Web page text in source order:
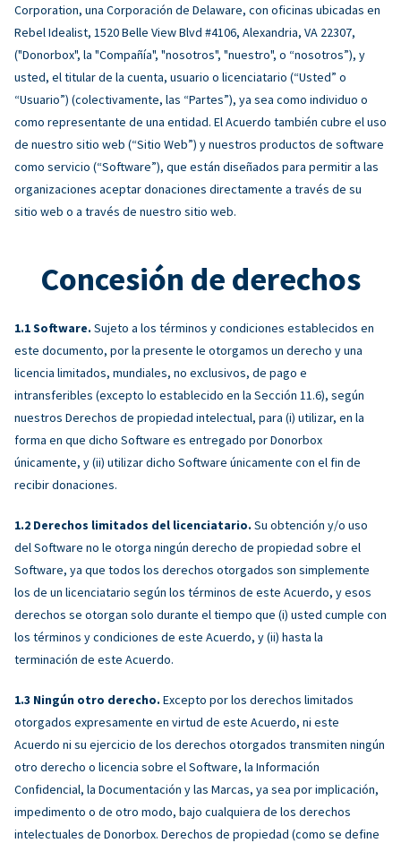
Corporation, una Corporación de Delaware, con oficinas ubicadas en
Rebel Idealist, 1520 Belle View Blvd #4106, Alexandria, VA 22307,
("Donorbox", la "Compañía", "nosotros", "nuestro", o “nosotros”), y
usted, el titular de la cuenta, usuario o licenciatario (“Usted” o
“Usuario”) (colectivamente, las “Partes”), ya sea como individuo o
como representante de una entidad. El Acuerdo también cubre el uso
de nuestro sitio web (“Sitio Web”) y nuestros productos de software
como servicio (“Software”), que están diseñados para permitir a las
organizaciones aceptar donaciones directamente a través de su
sitio web o a través de nuestro sitio web.
Concesión de derechos
Software. Sujeto a los términos y condiciones establecidos en
este documento, por la presente le otorgamos un derecho y una
licencia limitados, mundiales, no exclusivos, de pago e
intransferibles (excepto lo establecido en la Sección 11.6), según
nuestros Derechos de propiedad intelectual, para (i) utilizar, en la
forma en que dicho Software es entregado por Donorbox
únicamente, y (ii) utilizar dicho Software únicamente con el fin de
recibir donaciones.
Derechos limitados del licenciatario. Su obtención y/o uso
del Software no le otorga ningún derecho de propiedad sobre el
Software, ya que todos los derechos otorgados son simplemente
los de un licenciatario según los términos de este Acuerdo, y esos
derechos se otorgan solo durante el tiempo que (i) usted cumple con
los términos y condiciones de este Acuerdo, y (ii) hasta la
terminación de este Acuerdo.
Ningún otro derecho. Excepto por los derechos limitados
otorgados expresamente en virtud de este Acuerdo, ni este
Acuerdo ni su ejercicio de los derechos otorgados transmiten ningún
otro derecho o licencia sobre el Software, la Información
Confidencial, la Documentación y las Marcas, ya sea por implicación,
impedimento o de otro modo, bajo cualquiera de los derechos
intelectuales de Donorbox. Derechos de propiedad (como se define